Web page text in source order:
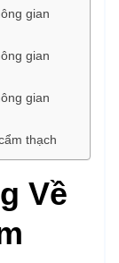
gian
gian
gian
thạch
Về